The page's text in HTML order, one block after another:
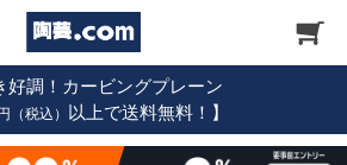
好調！カービングプレーン
（税込） 以上で送料無料！】